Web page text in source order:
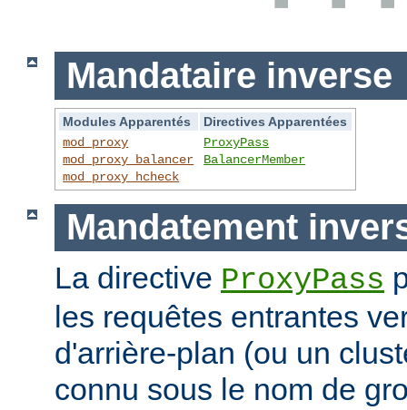
Mandataire inverse
Modules Apparentés
Directives Apparentées
mod_proxy
mod_proxy_balancer
mod_proxy_hcheck
ProxyPass
BalancerMember
Mandatement
La directive ProxyPass
les requêtes entrantes
d'arrière-plan (ou un
connu sous le nom de